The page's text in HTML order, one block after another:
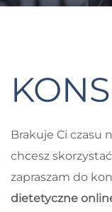
Brakuje Ci czasu
chcesz
zapraszam do
dietetyczne